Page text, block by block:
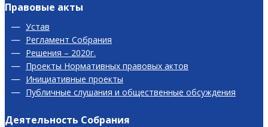
Правовые акты
Устав
Регламент Собрания
Решения – 2020г.
Проекты Нормативных правовых актов
Инициативные проекты
Публичные слушания и общественные обсуждения
Деятельность Собрания